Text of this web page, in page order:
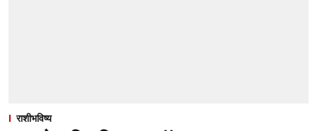
राशीभविष्य